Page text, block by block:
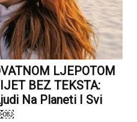
LJEPOTOM
BEZ TEKSTA:
Na Planeti I Svi